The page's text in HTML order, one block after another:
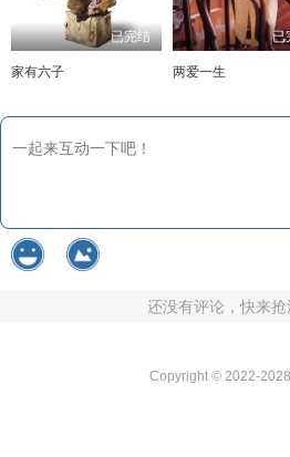
已完结
家有六子
已
两爱一生
还没有评论，快来抢
Copyright © 2022-2028